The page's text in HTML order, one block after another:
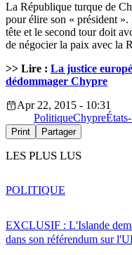
La République turque de
pour élire son « président
tête et le second tour doit
de négocier la paix avec la
>> Lire : La justice
dédommager Chypre
Apr 22, 2015 - 10:31
PolitiqueChypre
Print Partager
LES PLUS LUS
EXCLUSIF : L'Islande
dans son référendum sur
POLITIQUE